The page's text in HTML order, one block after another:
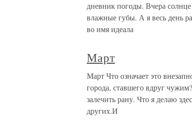
дневник погоды. Вчера солнце
влажные губы. А я весь день
во имя идеала
Март
Март Что означает это
города, ставшего вдруг
залечить рану. Что я делаю
других.И